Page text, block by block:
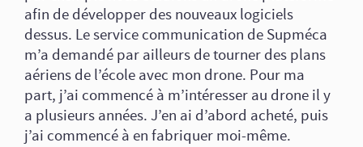
afin de développer des nouveaux logiciels
dessus. Le service communication de Supméca
m’a demandé par ailleurs de tourner des plans
aériens de l’école avec mon drone. Pour ma
part, j’ai commencé à m’intéresser au drone il y
a plusieurs années. J’en ai d’abord acheté, puis
j’ai commencé à en fabriquer moi-même.